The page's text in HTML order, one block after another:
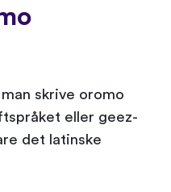
skrive oromo
eller geez-
det latinske